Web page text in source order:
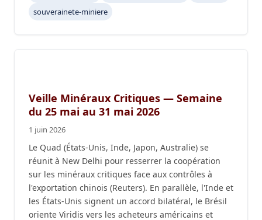
souverainete-miniere
Veille Minéraux Critiques — Semaine
du 25 mai au 31 mai 2026
1 juin 2026
Le Quad (États-Unis, Inde, Japon, Australie) se
réunit à New Delhi pour resserrer la coopération
sur les minéraux critiques face aux contrôles à
l'exportation chinois (Reuters). En parallèle, l'Inde et
les États-Unis signent un accord bilatéral, le Brésil
oriente Viridis vers les acheteurs américains et